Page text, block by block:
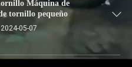
Máquina de
tornillo pequeño
2024-05-07